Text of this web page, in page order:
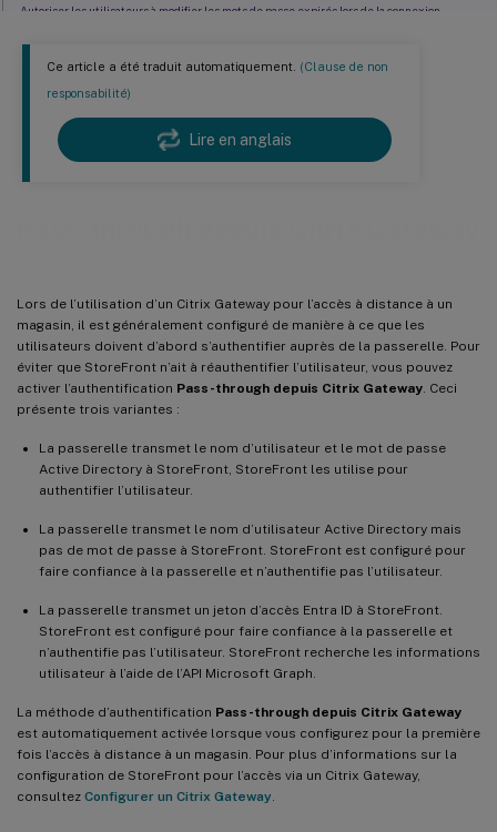
Ce article a été traduit automatiquement. (Clause de non
responsabilité)
Lire en anglais
Lors de l’utilisation d’un Citrix Gateway pour l’accès à distance à un
magasin, il est généralement configuré de manière à ce que les
utilisateurs doivent d’abord s’authentifier auprès de la passerelle. Pour
éviter que StoreFront n’ait à réauthentifier l’utilisateur, vous pouvez
activer l’authentification Pass-through depuis Citrix Gateway . Ceci
présente trois variantes :
La passerelle transmet le nom d’utilisateur et le mot de passe
Active Directory à StoreFront, StoreFront les utilise pour
authentifier l’utilisateur.
La passerelle transmet le nom d’utilisateur Active Directory mais
pas de mot de passe à StoreFront. StoreFront est configuré pour
faire confiance à la passerelle et n’authentifie pas l’utilisateur.
La passerelle transmet un jeton d’accès Entra ID à StoreFront.
StoreFront est configuré pour faire confiance à la passerelle et
n’authentifie pas l’utilisateur. StoreFront recherche les informations
utilisateur à l’aide de l’API Microsoft Graph.
La méthode d’authentification Pass-through depuis Citrix Gateway
est automatiquement activée lorsque vous configurez pour la première
fois l’accès à distance à un magasin. Pour plus d’informations sur la
configuration de StoreFront pour l’accès via un Citrix Gateway,
consultez Configurer un Citrix Gateway
Autoriser les utilisateurs à modifier les mots de passe expirés lors de la connexion
Autoriser les utilisateurs à changer de mot de passe après la connexion
™ pour faire confiance à StoreFront
Authentification unique vers les VDA